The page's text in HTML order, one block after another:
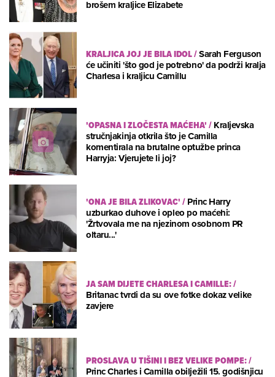
brošem kraljice Elizabete
KRALJICA JOJ JE BILA IDOL/Sarah Ferguson
će učiniti 'što god je potrebno' da podrži kralja
Charlesa i kraljicu Camillu
'OPASNA I ZLOČESTA MAĆEHA'/Kraljevska
stručnjakinja otkrila što je Camilla
komentirala na brutalne optužbe princa
Harryja: Vjerujete li joj?
'ONA JE BILA ZLIKOVAC'/Princ Harry
uzburkao duhove i opleo po maćehi:
'Žrtvovala me na njezinom osobnom PR
oltaru...'
JA SAM DIJETE CHARLESA I CAMILLE:/
Britanac tvrdi da su ove fotke dokaz velike
zavjere
PROSLAVA U TIŠINI I BEZ VELIKE POMPE:/
Princ Charles i Camilla obilježili 15. godišnjicu